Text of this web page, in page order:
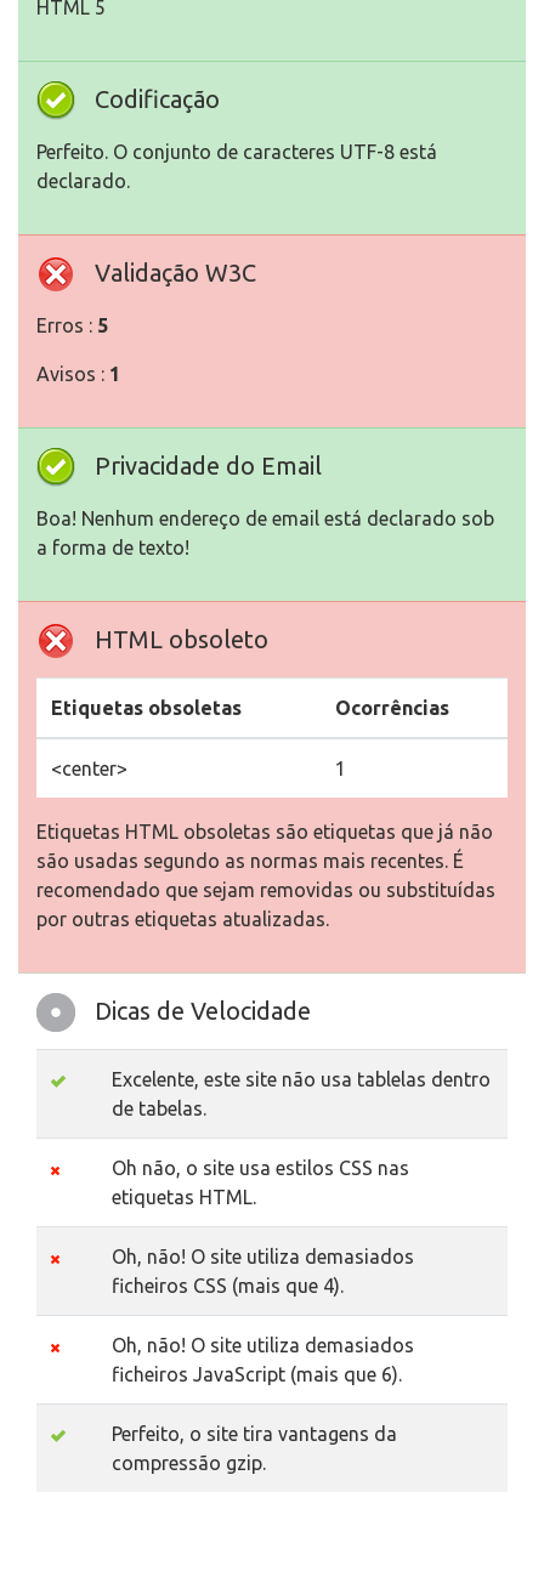
HTML 5
Codificação
Perfeito. O conjunto de caracteres UTF-8 está
declarado.
Validação W3C
Erros : 5
Avisos : 1
Privacidade do Email
Boa! Nenhum endereço de email está declarado sob
a forma de texto!
HTML obsoleto
Etiquetas obsoletas Ocorrências
<center> 1
Etiquetas HTML obsoletas são etiquetas que já não
são usadas segundo as normas mais recentes. É
recomendado que sejam removidas ou substituídas
por outras etiquetas atualizadas.
Dicas de Velocidade
Excelente, este site não usa tablelas dentro
de tabelas.
Oh não, o site usa estilos CSS nas
etiquetas HTML.
Oh, não! O site utiliza demasiados
ficheiros CSS (mais que 4).
Oh, não! O site utiliza demasiados
ficheiros JavaScript (mais que 6).
Perfeito, o site tira vantagens da
compressão gzip.